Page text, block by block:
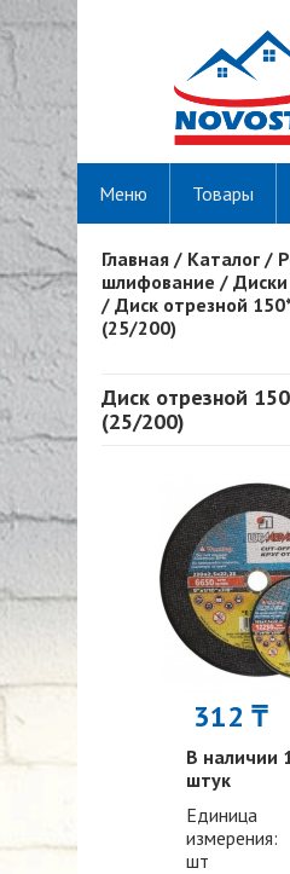
Меню Товары
Вы здесь
Главная / Каталог /
шлифование /
/ Диск отрезной
(25/200)
Диск отрезной
(25/200)
312 ₸
В наличии
штук
Единица
измерения:
шт